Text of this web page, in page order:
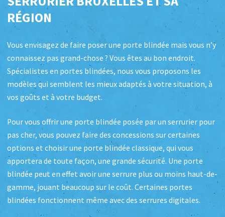
RÉGION
Vous envisagez de faire poser une porte blindée mais vous n’y
connaissez pas grand-chose ? Vous êtes au bon endroit.
Spécialistes en portes blindées, nous vous proposons les
modèles qui semblent les mieux adaptés à votre situation, à
vos goûts et à votre budget.
Pour vous offrir une porte blindée posée par un serrurier pour
pas cher, vous pouvez faire des concessions sur certaines
options et choisir une porte blindée classique, qui vous
apportera de toute façon, une grande sécurité. Une porte
blindée peut en effet avoir une serrure plus ou moins haut-de-
gamme, jouant beaucoup sur le coût. Certaines portes
blindées fonctionnent même avec des serrures digitales.